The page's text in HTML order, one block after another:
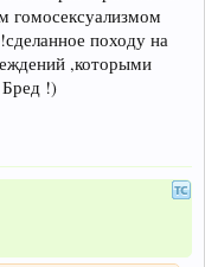
гомосексуализмом
походу на
,которыми
Бред !)